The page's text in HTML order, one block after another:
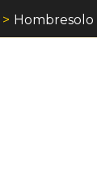
Hombresolo